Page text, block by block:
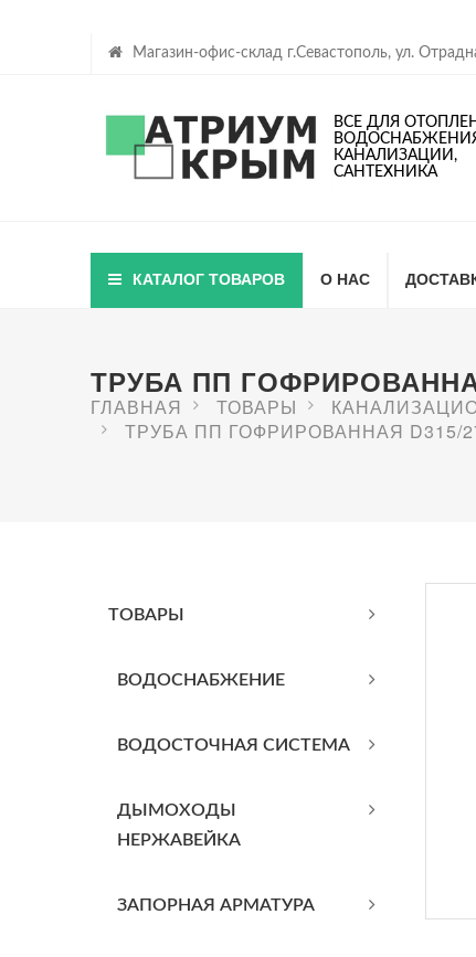
Магазин-офис-склад г.Севастополь, ул.
ВСЕ ДЛЯ
КАНАЛИЗАЦИИ,
САНТЕХНИКА
КАТАЛОГ ТОВАРОВ О НАС
ТРУБА ПП
ГЛАВНАЯ ТОВАРЫ
ТРУБА ПП ГОФРИРОВАННАЯ D315/
ТОВАРЫ
BОДОСНАБЖЕНИЕ
ВОДОСТОЧНАЯ СИСТЕМА
ДЫМОХОДЫ
НЕРЖАВЕЙКА
ЗАПОРНАЯ АРМАТУРА